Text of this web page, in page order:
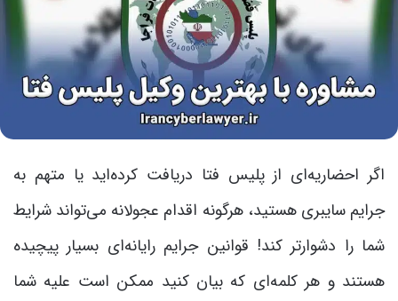
اگر احضاریه‌ای از پلیس فتا دریافت کرده‌اید یا متهم به
جرایم سایبری هستید، هرگونه اقدام عجولانه می‌تواند شرایط
شما را دشوارتر کند! قوانین جرایم رایانه‌ای بسیار پیچیده
هستند و هر کلمه‌ای که بیان کنید ممکن است علیه شما